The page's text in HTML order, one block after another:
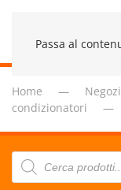
Passa al
Home
condizionatori
Products
search